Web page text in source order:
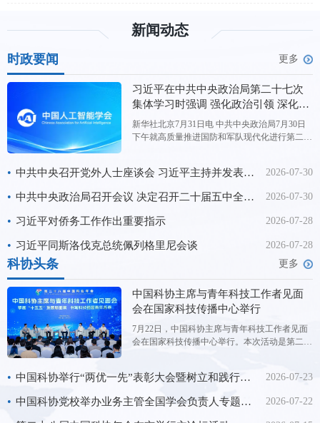
新闻动态
时政要闻 更多
习近平在中共中央政治局第二十七次
集体学习时强调 强化政治引领 深化创
新发展 高质量推进国防和军队现代化
新华社北京7月31日电 中共中央政治局7月30日
下午就高质量推进国防和军队现代化进行第二十
特色社会主义思想为指导，深入贯彻新时代强军
进国防和军队现代化，
• 中共中央召开党外人士座谈会 习近平主持并发表重要讲话 2026-07-30
• 中共中央政治局召开会议 决定召开二十届五中全会 分析研究当前经济形势和经济工作 中共中央总书记习近平主持会议 2026-07-30
• 习近平对侨务工作作出重要指示 2026-07-28
• 习近平同斯洛伐克总统佩列格里尼会谈 2026-07-28
科协头条 更多
中国科协主席与青年科技工作者见面
会在国家科技传播中心举行
7月22日，中国科协主席与青年科技工作者见面
会在国家科技传播中心举行。本次活动是第二十
科协主席王光谦与来自全国学会、科研院所、高
行交流对话。 交流
• 中国科协举行“两优一先”表彰大会暨树立和践行正确政绩观学习教育专题党课 2026-07-23
• 中国科协党校举办业务主管全国学会负责人专题研讨班（第2期） 2026-07-22